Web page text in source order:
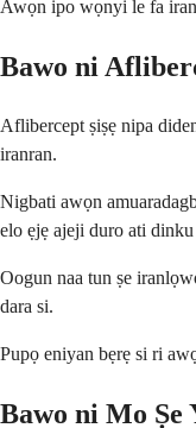
Awọn ipo wọnyi le fa
Bawo ni
Aflibercept ṣiṣẹ nipa
iranran.
Nigbati awọn
elo ẹjẹ ajeji duro ati
Oogun naa tun ṣe
dara si.
Pupọ eniyan bẹrẹ si ri
Bawo ni Mo